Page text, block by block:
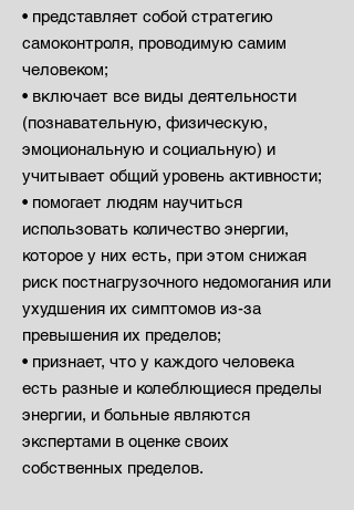
• представляет собой стратегию
самоконтроля, проводимую самим
человеком;
• включает все виды деятельности
(познавательную, физическую,
эмоциональную и социальную) и
учитывает общий уровень активности;
• помогает людям научиться
использовать количество энергии,
которое у них есть, при этом снижая
риск постнагрузочного недомогания или
ухудшения их симптомов из-за
превышения их пределов;
• признает, что у каждого человека
есть разные и колеблющиеся пределы
энергии, и больные являются
экспертами в оценке своих
собственных пределов.